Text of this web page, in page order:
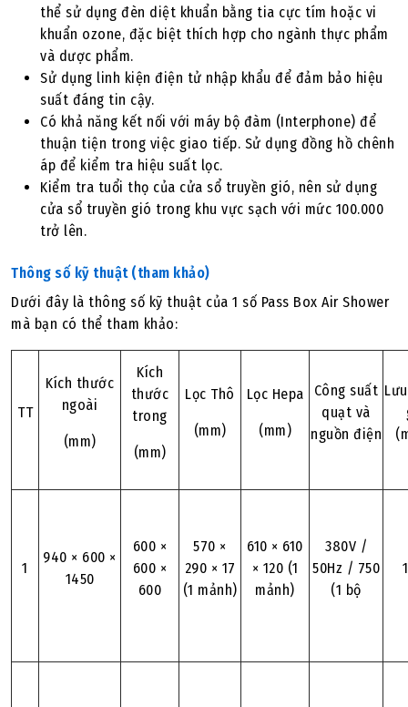
thể sử dụng đèn diệt khuẩn bằng tia cực tím hoặc vi
khuẩn ozone, đặc biệt thích hợp cho ngành thực phẩm
và dược phẩm.
Sử dụng linh kiện điện tử nhập khẩu để đảm bảo hiệu
suất đáng tin cậy.
Có khả năng kết nối với máy bộ đàm (Interphone) để
thuận tiện trong việc giao tiếp. Sử dụng đồng hồ chênh
áp để kiểm tra hiệu suất lọc.
Kiểm tra tuổi thọ của cửa sổ truyền gió, nên sử dụng
cửa sổ truyền gió trong khu vực sạch với mức 100.000
trở lên.
Thông số kỹ thuật (tham khảo)
Dưới đây là thông số kỹ thuật của 1 số Pass Box Air Shower
mà bạn có thể tham khảo:
TT
Kích thước
ngoài
(mm)
Kích
thước
trong
(mm)
Lọc Thô
(mm)
Lọc Hepa
(mm)
Công suất
quạt và
nguồn điện
1
940 × 600 ×
1450
600 ×
600 ×
600
570 ×
290 × 17
(1 mảnh)
610 × 610
× 120 (1
mảnh)
380V /
50Hz / 750
(1 bộ